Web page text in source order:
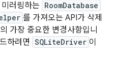
미러링하는 RoomDatabase
를 가져오는 API가 삭제
가장 중요한 변경사항입니
하려면 SQLiteDriver 이